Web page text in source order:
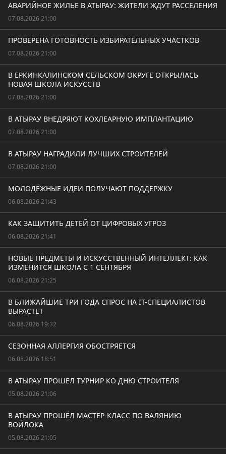
АВАРИЙНОЕ ЖИЛЬЕ В АТЫРАУ: ЖИТЕЛИ ЖДУТ РАССЕЛЕНИЯ
07.08.2026 21:00
ПРОВЕРЕНА ГОТОВНОСТЬ ИЗБИРАТЕЛЬНЫХ УЧАСТКОВ
07.08.2026 21:00
В ЕРКИНКАЛИНСКОМ СЕЛЬСКОМ ОКРУГЕ ОТКРЫЛАСЬ
НОВАЯ ШКОЛА ИСКУССТВ
07.08.2026 21:00
В АТЫРАУ ВНЕДРЯЮТ КОХЛЕАРНУЮ ИМПЛАНТАЦИЮ
07.08.2026 21:00
В АТЫРАУ НАГРАДИЛИ ЛУЧШИХ СТРОИТЕЛЕЙ
07.08.2026 21:00
МОЛОДЁЖНЫЕ ИДЕИ ПОЛУЧАЮТ ПОДДЕРЖКУ
06.08.2026 21:43
КАК ЗАЩИТИТЬ ДЕТЕЙ ОТ ЦИФРОВЫХ УГРОЗ
06.08.2026 21:41
НОВЫЕ ПРЕДМЕТЫ И ИСКУССТВЕННЫЙ ИНТЕЛЛЕКТ: КАК
ИЗМЕНИТСЯ ШКОЛА С 1 СЕНТЯБРЯ
06.08.2026 21:25
В БЛИЖАЙШИЕ ТРИ ГОДА СПРОС НА IT-СПЕЦИАЛИСТОВ
ВЫРАСТЕТ
06.08.2026 19:32
СЕЗОННАЯ АЛЛЕРГИЯ ОБОСТРЯЕТСЯ
06.08.2026 18:51
В АТЫРАУ ПРОШЕЛ ТУРНИР КО ДНЮ СТРОИТЕЛЯ
05.08.2026 21:06
В АТЫРАУ ПРОШЁЛ МАСТЕР-КЛАСС ПО ВАЛЯНИЮ
ВОЙЛОКА
05.08.2026 21:05